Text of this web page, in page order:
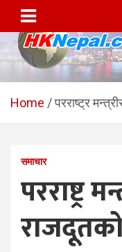
content
सञ्चालित
hknepal, hknepal.com,
Home परराष्ट्र
समाचार
परराष्ट्र